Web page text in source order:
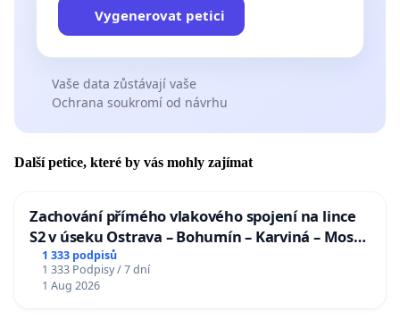
Vygenerovat petici
Vaše data zůstávají vaše
Ochrana soukromí od návrhu
Další petice, které by vás mohly zajímat
Zachování přímého vlakového spojení na lince
S2 v úseku Ostrava – Bohumín – Karviná – Mosty
u Jablunkova
1 333 podpisů
1 333 Podpisy / 7 dní
1 Aug 2026